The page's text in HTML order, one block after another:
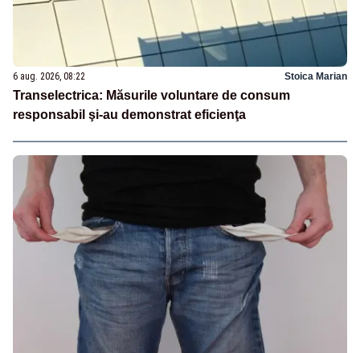
6 aug. 2026, 08:22 Stoica Marian
Transelectrica: Măsurile voluntare de consum
responsabil şi-au demonstrat eficienţa